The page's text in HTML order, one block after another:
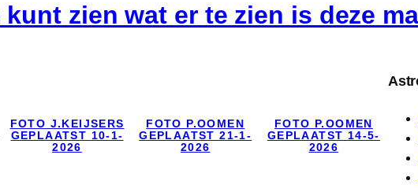
zien wat er te zien is deze
FOTO J.KEIJSERS
GEPLAATST 10-1-
2026
FOTO P.OOMEN
GEPLAATST 21-1-
2026
FOTO P.OOMEN
GEPLAATST 14-5-
2026